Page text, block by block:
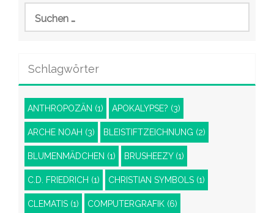
nach:
Schlagwörter
ANTHROPOZÄN (1) APOKALYPSE? (3)
ARCHE NOAH (3) BLEISTIFTZEICHNUNG (2)
BLUMENMÄDCHEN (1) BRUSHEEZY(1)
C.D. FRIEDRICH (1) CHRISTIAN SYMBOLS (1)
CLEMATIS (1) COMPUTERGRAFIK (6)